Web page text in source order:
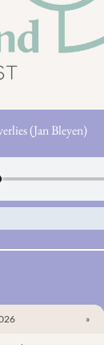
(Jan Bleyen)
»